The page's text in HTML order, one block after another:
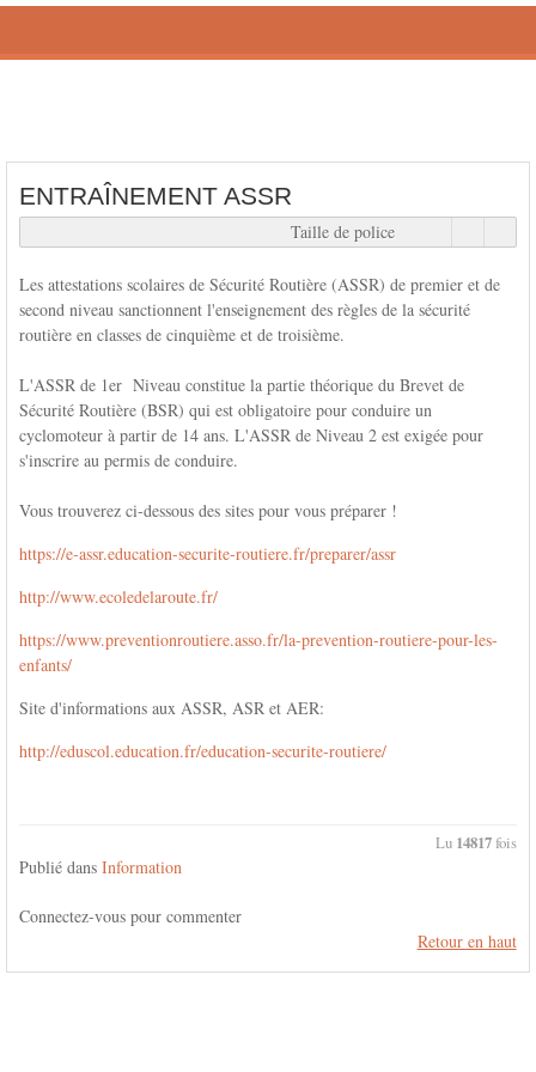
ENTRAÎNEMENT ASSR
Taille de police
Les attestations scolaires de Sécurité Routière (ASSR) de premier et de
second niveau sanctionnent l'enseignement des règles de la sécurité
routière en classes de cinquième et de troisième.
L'ASSR de 1er Niveau constitue la partie théorique du Brevet de
Sécurité Routière (BSR) qui est obligatoire pour conduire un
cyclomoteur à partir de 14 ans. L'ASSR de Niveau 2 est exigée pour
s'inscrire au permis de conduire.
Vous trouverez ci-dessous des sites pour vous préparer !
https://e-assr.education-securite-routiere.fr/preparer/assr
http://www.ecoledelaroute.fr/
https://www.preventionroutiere.asso.fr/la-prevention-routiere-pour-les-
enfants/
Site d'informations aux ASSR, ASR et AER:
http://eduscol.education.fr/education-securite-routiere/
Lu 14817fois
Publié dans Information
Connectez-vous pour commenter
Retour en haut